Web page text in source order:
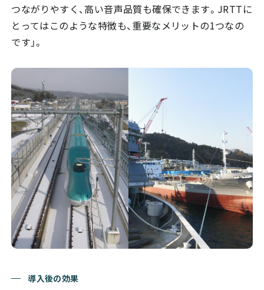
つながりやすく、高い音声品質も確保できます。JRTTに
とってはこのような特徴も、重要なメリットの1つなの
です」。
導入後の効果